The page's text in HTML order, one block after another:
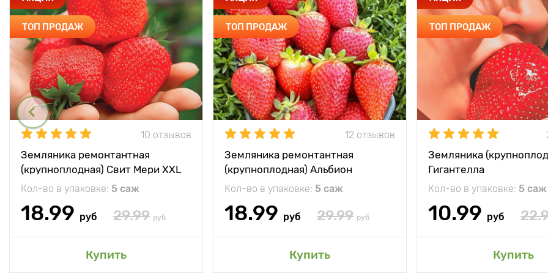
ТОП ПРОДАЖ
10 отзывов
Земляника ремонтантная
(крупноплодная) Свит Мери XXL
Кол-во в упаковке: 5 саж
18.99 руб 29.99 руб
Купить
ТОП ПРОДАЖ
12 отзывов
Земляника ремонтантная
(крупноплодная) Альбион
Кол-во в упаковке: 5 саж
18.99 руб 29.99 руб
Купить
ТОП ПРОДАЖ
Земляника
Гигантелла
Кол-во в упаковке: 5 саж
10.99 руб
Купить